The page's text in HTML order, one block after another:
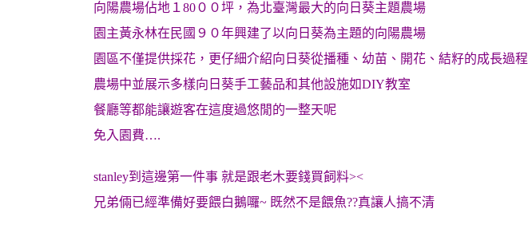
向陽農場佔地１80００坪，為北臺灣最大的向日葵主題農場
園主黃永林在民國９０年興建了以向日葵為主題的向陽農場
園區不僅提供採花，更仔細介紹向日葵從播種、幼苗、開花、結籽的成長過程
農場中並展示多樣向日葵手工藝品和其他設施如DIY教室
餐廳等都能讓遊客在這度過悠閒的一整天呢
免入園費….
stanley到這邊第一件事 就是跟老木要錢買飼料><
兄弟倆已經準備好要餵白鵝囉~ 既然不是餵魚??真讓人搞不清